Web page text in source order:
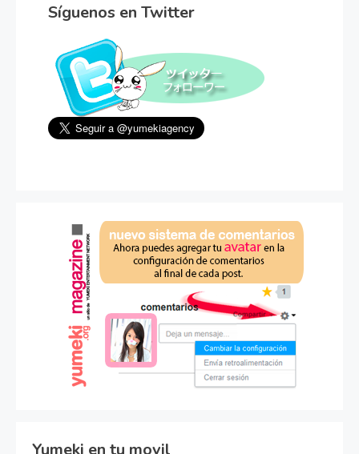
Síguenos en Twitter
Yumeki en tu movil